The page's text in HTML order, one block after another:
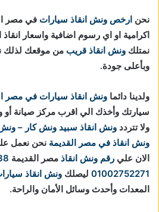
نحن ارخص ونش انقاذ سيارات في مصر
اكرامية او اي رسوم اضافية واسعار انقاذ
نمتلك ونش انقاذ قريب من موقعك لذلك
وبأعلى جودة.
ولدينا دائما ونش انقاذ سيارات في مصر
سيارتك وأخذك الي اقرب مركز صيانة أو
ولا تتردد ونش انقاذ سبيد ونش كار – ونش
ونش انقاذ في مصر القديمة نحن نعمل
الان علي رقم ونش انقاذ مصر القديمة
01002752271 ليصلك ونش انقاذ
المعدات وأحدث وسائل الأمان والراحة.